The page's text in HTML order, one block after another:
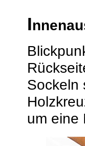
I
Sockeln
um eine